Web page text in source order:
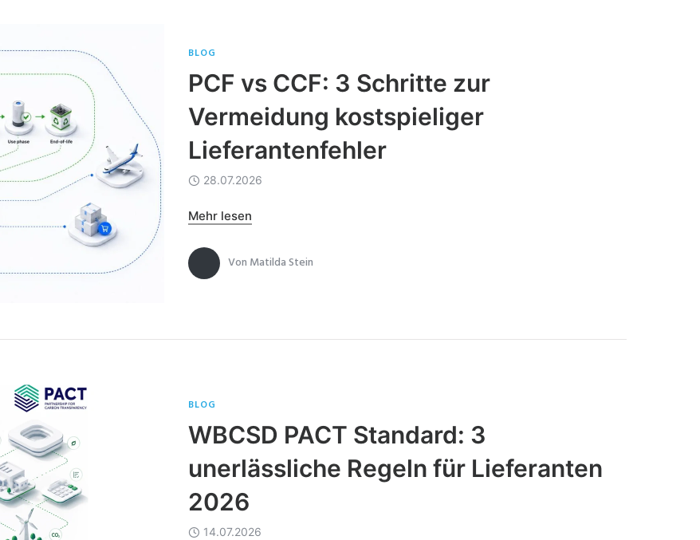
BLOG
PCF vs CCF: 3 Schritte zur
Vermeidung kostspieliger
Lieferantenfehler
28.07.2026
Mehr lesen
Von Matilda Stein
BLOG
WBCSD PACT Standard: 3
unerlässliche Regeln für Lieferanten
2026
14.07.2026